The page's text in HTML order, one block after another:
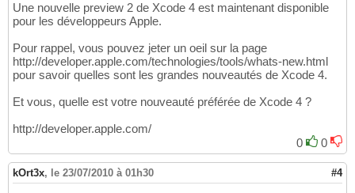
Une nouvelle preview 2 de Xcode 4 est maintenant disponible
pour les développeurs Apple.
Pour rappel, vous pouvez jeter un oeil sur la page
http://developer.apple.com/technologies/tools/whats-new.html
pour savoir quelles sont les grandes nouveautés de Xcode 4.
Et vous, quelle est votre nouveauté préférée de Xcode 4 ?
http://developer.apple.com/
0
0
kOrt3x, le 23/07/2010 à 01h30 #4